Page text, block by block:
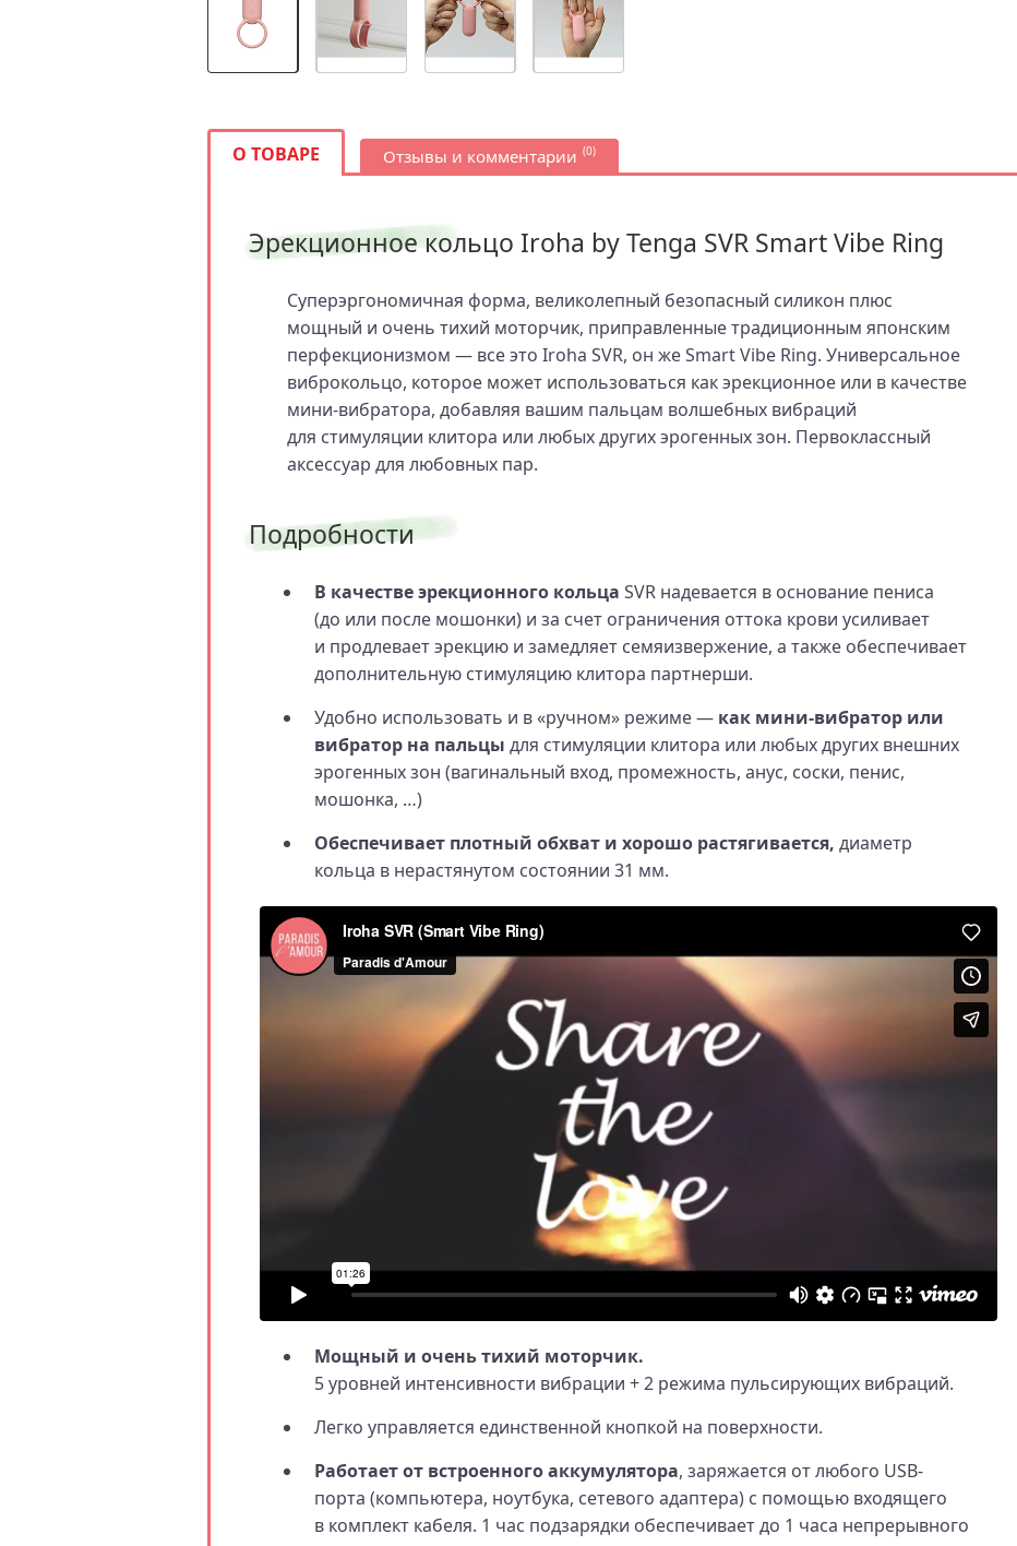
О ТОВАРЕ Отзывы и комментарии (0)
Эрекционное кольцо Iroha by Tenga SVR Smart Vibe Ring
Суперэргономичная форма, великолепный безопасный силикон плюс
мощный и очень тихий моторчик, приправленные традиционным японским
перфекционизмом — все это Iroha SVR, он же Smart Vibe Ring. Универсальное
виброкольцо, которое может использоваться как эрекционное или в качестве
мини‑вибратора, добавляя вашим пальцам волшебных вибраций
для стимуляции клитора или любых других эрогенных зон. Первоклассный
аксессуар для любовных пар.
Подробности
В качестве эрекционного кольца SVR надевается в основание пениса
(до или после мошонки) и за счет ограничения оттока крови усиливает
и продлевает эрекцию и замедляет семяизвержение, а также обеспечивает
дополнительную стимуляцию клитора партнерши.
Удобно использовать и в «ручном» режиме — как мини‑вибратор или
вибратор на пальцы для стимуляции клитора или любых других внешних
эрогенных зон (вагинальный вход, промежность, анус, соски, пенис,
мошонка, …)
Обеспечивает плотный обхват и хорошо растягивается, диаметр
кольца в нерастянутом состоянии 31 мм.
Мощный и очень тихий моторчик.
5 уровней интенсивности вибрации + 2 режима пульсирующих вибраций.
Легко управляется единственной кнопкой на поверхности.
Работает от встроенного аккумулятора, заряжается от любого USB-
порта (компьютера, ноутбука, сетевого адаптера) с помощью входящего
в комплект кабеля. 1 час подзарядки обеспечивает до 1 часа непрерывного